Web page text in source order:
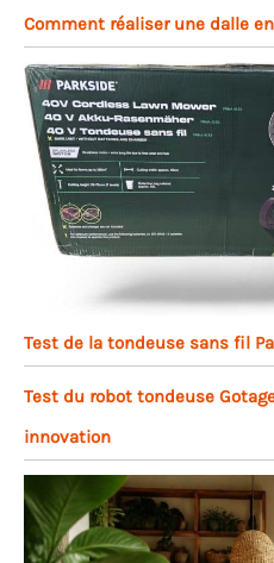
Comment réaliser une dalle
Test de la tondeuse sans fil
Test du robot tondeuse
innovation